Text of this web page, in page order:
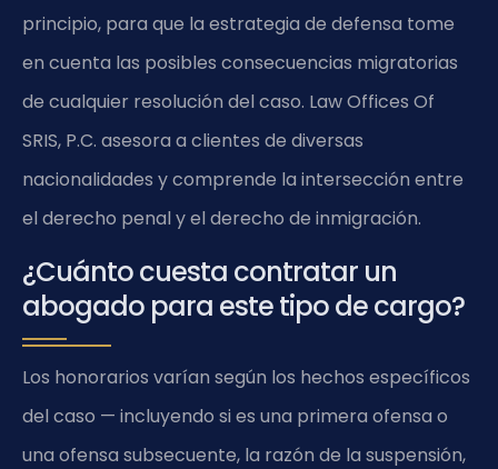
principio, para que la estrategia de defensa tome
en cuenta las posibles consecuencias migratorias
de cualquier resolución del caso. Law Offices Of
SRIS, P.C. asesora a clientes de diversas
nacionalidades y comprende la intersección entre
el derecho penal y el derecho de inmigración.
¿Cuánto cuesta contratar un
abogado para este tipo de cargo?
Los honorarios varían según los hechos específicos
del caso — incluyendo si es una primera ofensa o
una ofensa subsecuente, la razón de la suspensión,